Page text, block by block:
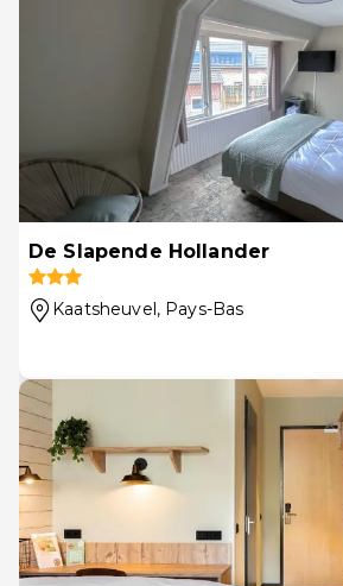
De Slapende Hollander
Kaatsheuvel, Pays-Bas